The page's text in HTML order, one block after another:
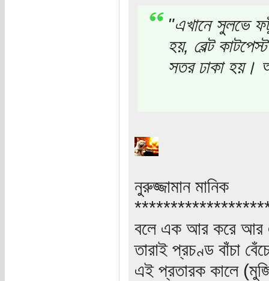
"এখানে সুলভে
হয়, বেল্ট
সতর ঢাকা
নুরুজ্জামান মানিক
বলে এক আর করে আর
তারাই প্রচণ্ড বাঁচা
এই প্রতারক কালে